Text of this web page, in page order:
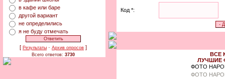
в кафе или баре
другой вариант
не определились
я не буду отмечать
[ Результаты · Архив опросов ]
Всего ответов: 3730
Код *:
ВСЕ
ЛУЧШИЕ
ФОТО
ФОТО